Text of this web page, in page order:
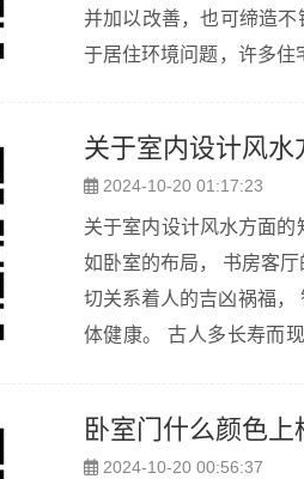
并加以改善，也可缔造
于居住环境问题，许多住
关于室内设计风水
2024-10-20 01:17:23
关于室内设计风水方面的知识 学设计， 特别是室内设计， 必须要了解一些风水方
如卧室的布局， 书房客厅的安排等等）
切关系着人的吉凶祸福，
体健康。 古人多长寿而
卧室门什么颜色
2024-10-20 00:56:37